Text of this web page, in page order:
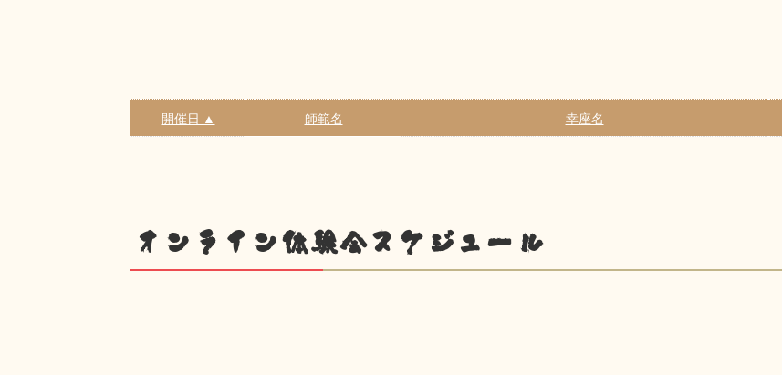
開催日 ▲ 師範名 幸座名
オンライン体験会スケジュール